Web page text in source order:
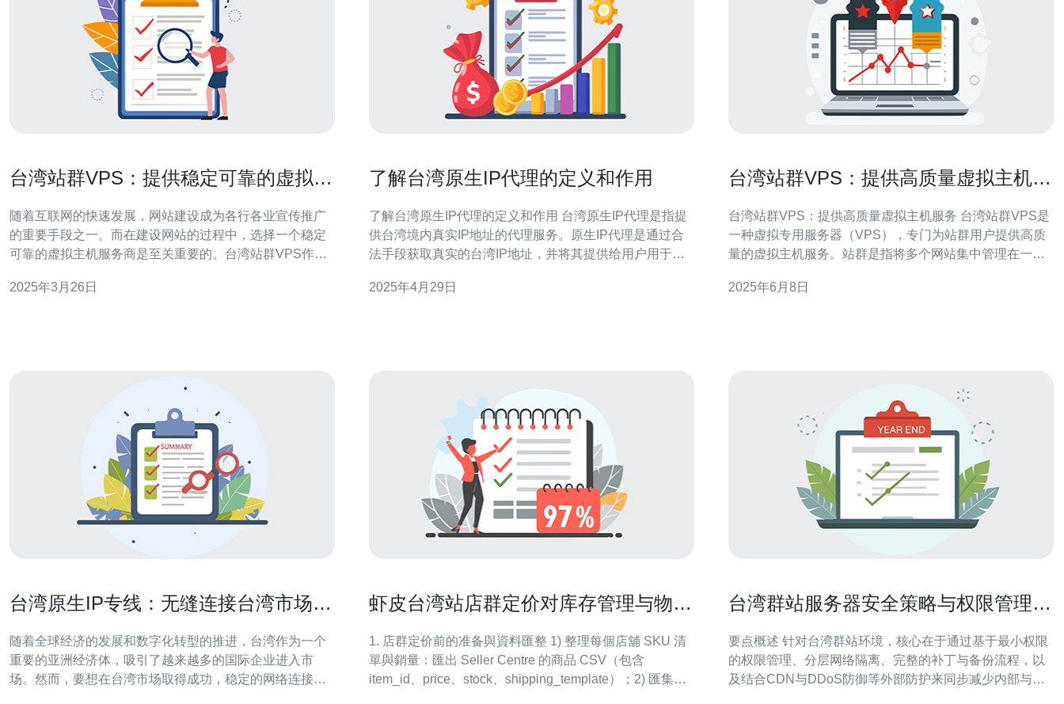
台湾站群VPS：提供稳定可靠的虚拟主
随着互联网的快速发展，网站建设成为各行各业宣传推广
的重要手段之一。而在建设网站的过程中，选择一个稳定
可靠的虚拟主机服务商是至关重要的。台湾站群VPS作为
务，满足了各类网站建设的需求。 台湾站群VPS采用最先
2025年3月26日
了解台湾原生IP代理的定义和作用
了解台湾原生IP代理的定义和作用 台湾原生IP代理是指提
供台湾境内真实IP地址的代理服务。原生IP代理是通过合
法手段获取真实的台湾IP地址，并将其提供给用户用于访
理更加安全可靠，因为其使用的IP地址是真实存在的，不
2025年4月29日
台湾站群VPS：提供高质量虚拟主机服
台湾站群VPS：提供高质量虚拟主机服务 台湾站群VPS是
一种虚拟专用服务器（VPS），专门为站群用户提供高质
量的虚拟主机服务。站群是指将多个网站集中管理在一个
VPS有以下优势： 稳定性：台湾站群VPS提供稳定的服务
2025年6月8日
台湾原生IP专线：无缝连接台湾市场的
随着全球经济的发展和数字化转型的推进，台湾作为一个
重要的亚洲经济体，吸引了越来越多的国际企业进入市
场。然而，要想在台湾市场取得成功，稳定的网络连接是
虾皮台湾站店群定价对库存管理与物流
1. 店群定价前的准备與資料匯整 1) 整理每個店舖 SKU 清
單與銷量：匯出 Seller Centre 的商品 CSV（包含
item_id、price、stock、shipping_template）；2) 匯集每
台湾群站服务器安全策略与权限管理减
要点概述 针对台湾群站环境，核心在于通过基于最小权限
的权限管理、分层网络隔离、完整的补丁与备份流程，以
及结合CDN与DDoS防御等外部防护来同步减少内部与外